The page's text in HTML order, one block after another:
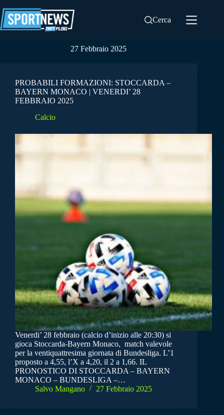
al
contenuto
Cerca
27 Febbraio 2025
PROBABILI FORMAZIONI: STOCCARDA –
BAYERN MONACO | VENERDI’ 28
FEBBRAIO 2025
Calcio
Venerdi’ 28 febbraio (calcio d’inizio alle 20:30) si
gioca Stoccarda-Bayern Monaco, match valevole
per la ventiquattresima giornata di Bundesliga. L’1
proposto a 4,55, l’X a 4,20, il 2 a 1,66. IL
PRONOSTICO DI STOCCARDA – BAYERN
MONACO – BUNDESLIGA –…
Salvo Mangano
27 Febbraio 2025